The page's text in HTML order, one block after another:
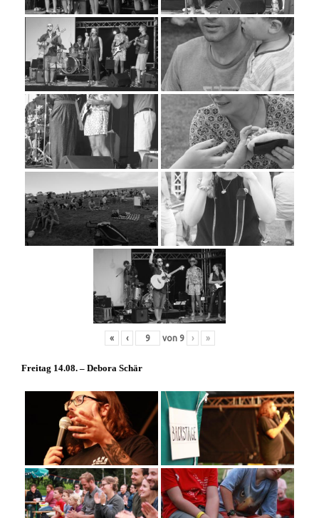
« ‹ von 9 › »
Freitag 14.08. – Debora Schär